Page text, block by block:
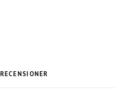
RECENSIONER